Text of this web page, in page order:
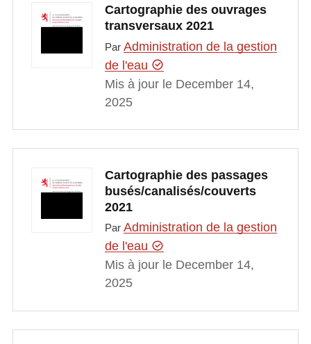
Cartographie des ouvrages
transversaux 2021
Par Administration de la gestion
de l'eau
Mis à jour le December 14,
2025
Cartographie des passages
busés/canalisés/couverts
2021
Par Administration de la gestion
de l'eau
Mis à jour le December 14,
2025